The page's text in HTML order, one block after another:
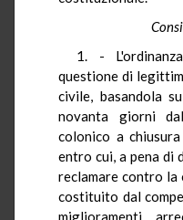
1. -
questione di
civile, basandola
novanta giorni
colonico a
entro cui, a pena di
reclamare contro la
costituito dal
miglioramenti